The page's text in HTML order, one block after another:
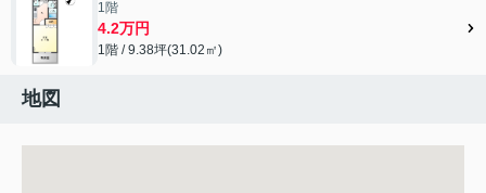
1階
4.2万円
1階 / 9.38坪(31.02㎡)
地図